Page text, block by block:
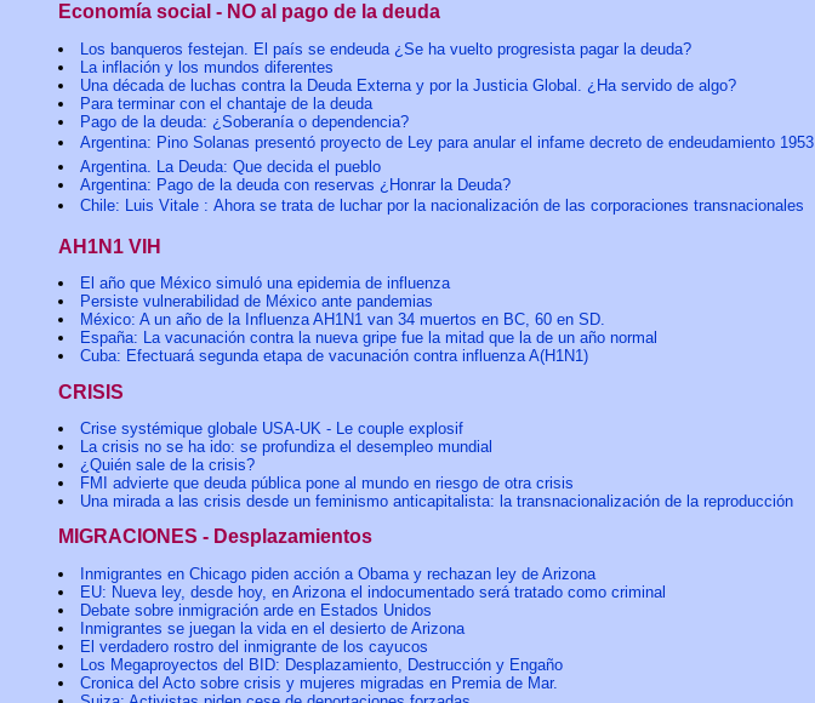
Economía social - NO al pago de la deuda
Los banqueros festejan. El país se endeuda ¿Se ha vuelto progresista pagar la deuda?
La inflación y los mundos diferentes
Una década de luchas contra la Deuda Externa y por la Justicia Global. ¿Ha servido de algo?
Para terminar con el chantaje de la deuda
Pago de la deuda: ¿Soberanía o dependencia?
Argentina: Pino Solanas presentó proyecto de Ley para anular el infame decreto de endeudamiento 1953
Argentina. La Deuda: Que decida el pueblo
Argentina: Pago de la deuda con reservas ¿Honrar la Deuda?
Chile: Luis Vitale : Ahora se trata de luchar por la nacionalización de las corporaciones transnacionales
AH1N1 VIH
El año que México simuló una epidemia de influenza
Persiste vulnerabilidad de México ante pandemias
México: A un año de la Influenza AH1N1 van 34 muertos en BC, 60 en SD.
España: La vacunación contra la nueva gripe fue la mitad que la de un año normal
Cuba: Efectuará segunda etapa de vacunación contra influenza A(H1N1)
CRISIS
Crise systémique globale USA-UK - Le couple explosif
La crisis no se ha ido: se profundiza el desempleo mundial
¿Quién sale de la crisis?
FMI advierte que deuda pública pone al mundo en riesgo de otra crisis
Una mirada a las crisis desde un feminismo anticapitalista: la transnacionalización de la reproducción
MIGRACIONES - Desplazamientos
Inmigrantes en Chicago piden acción a Obama y rechazan ley de Arizona
EU: Nueva ley, desde hoy, en Arizona el indocumentado será tratado como criminal
Debate sobre inmigración arde en Estados Unidos
Inmigrantes se juegan la vida en el desierto de Arizona
El verdadero rostro del inmigrante de los cayucos
Los Megaproyectos del BID: Desplazamiento, Destrucción y Engaño
Cronica del Acto sobre crisis y mujeres migradas en Premia de Mar.